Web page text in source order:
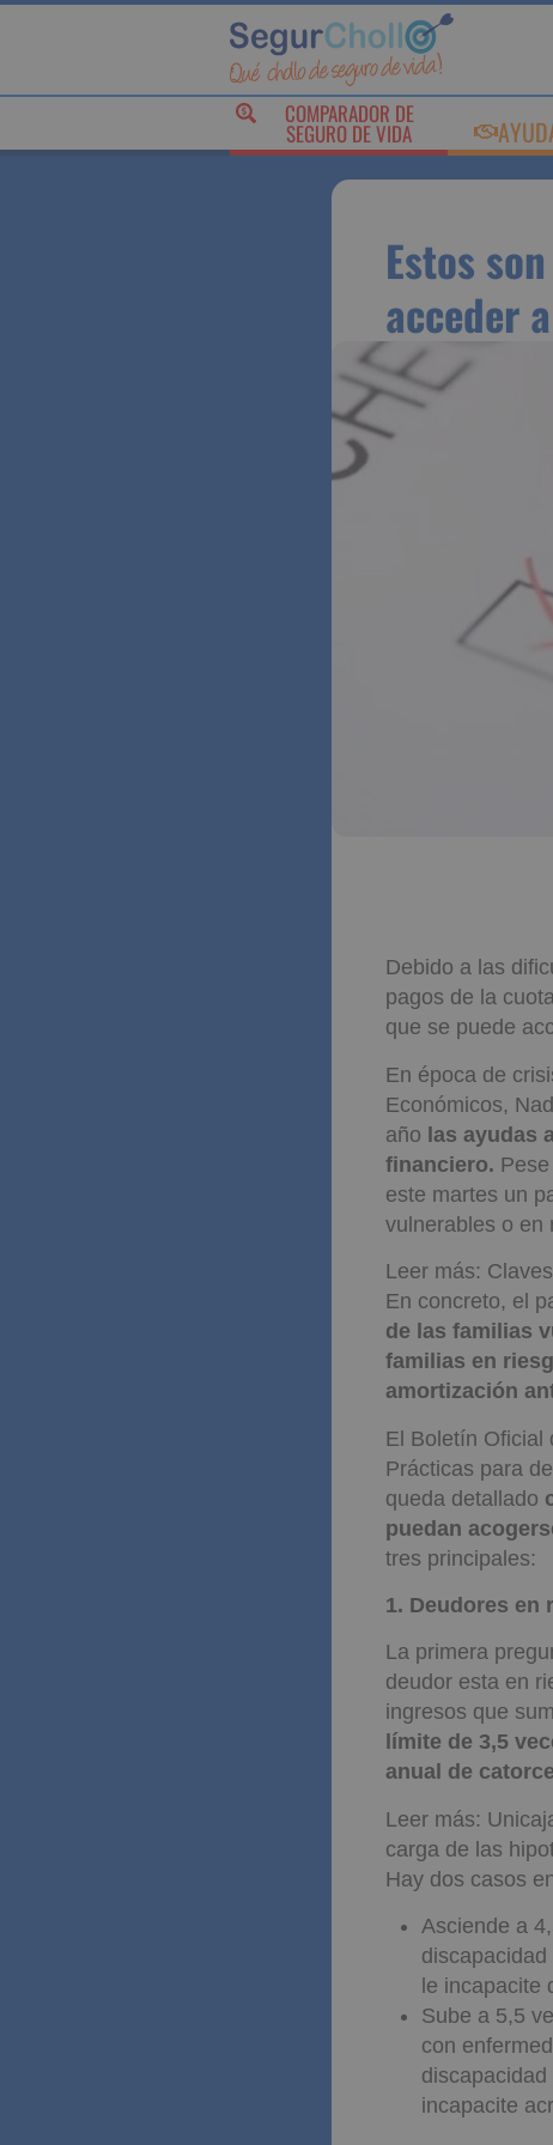
COMPARADOR DE
SEGURO DE VIDA
Estos
para
Debido a las
pagos de la
que se puede
En época de
Económicos,
año las ayudas
financiero.
este martes un
vulnerables o en
Leer más:
En concreto, el
de las familias
familias en
amortización
El Boletín Oficial
Prácticas para
queda detallado
puedan
tres principales:
1. Deudores en
La primera
deudor esta en
ingresos que
límite de 3,5
anual de
Leer más:
carga de las
Hay dos casos
Asciende a
le incapacite
Sube a 5,5
con
incapacite